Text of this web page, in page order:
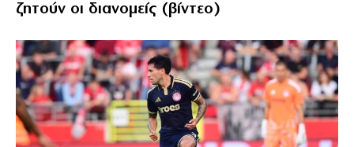
ζητούν οι διανομείς (βίντεο)